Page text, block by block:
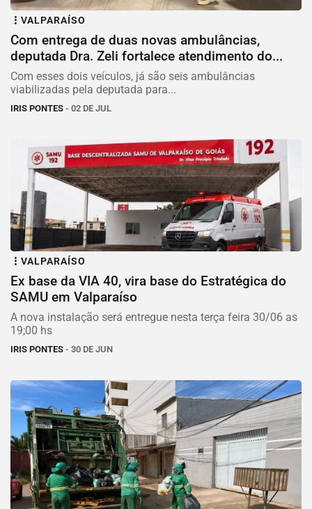
VALPARAÍSO
Com entrega de duas novas ambulâncias,
deputada Dra. Zeli fortalece atendimento do...
Com esses dois veículos, já são seis ambulâncias
viabilizadas pela deputada para...
IRIS PONTES - 02 DE JUL
VALPARAÍSO
Ex base da VIA 40, vira base do Estratégica do
SAMU em Valparaíso
A nova instalação será entregue nesta terça feira 30/06 as
19;00 hs
IRIS PONTES - 30 DE JUN